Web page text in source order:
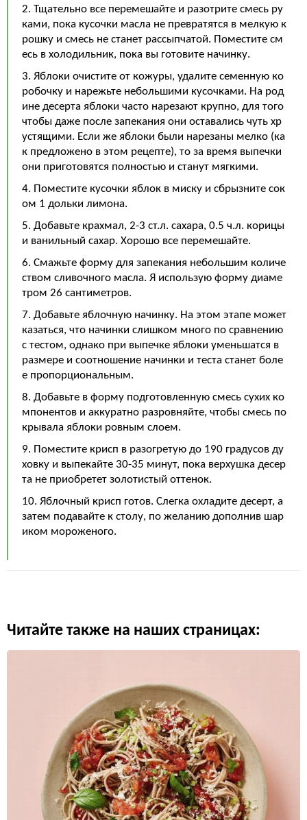
2. Тщательно все перемешайте и разотрите смесь ру
ками, пока кусочки масла не превратятся в мелкую к
рошку и смесь не станет рассыпчатой. Поместите см
есь в холодильник, пока вы готовите начинку.
3. Яблоки очистите от кожуры, удалите семенную ко
робочку и нарежьте небольшими кусочками. На род
ине десерта яблоки часто нарезают крупно, для того
чтобы даже после запекания они оставались чуть хр
устящими. Если же яблоки были нарезаны мелко (ка
к предложено в этом рецепте), то за время выпечки
они приготовятся полностью и станут мягкими.
4. Поместите кусочки яблок в миску и сбрызните сок
ом 1 дольки лимона.
5. Добавьте крахмал, 2-3 ст.л. сахара, 0.5 ч.л. корицы
и ванильный сахар. Хорошо все перемешайте.
6. Смажьте форму для запекания небольшим количе
ством сливочного масла. Я использую форму диаме
тром 26 сантиметров.
7. Добавьте яблочную начинку. На этом этапе может
казаться, что начинки слишком много по сравнению
с тестом, однако при выпечке яблоки уменьшатся в
размере и соотношение начинки и теста станет боле
е пропорциональным.
8. Добавьте в форму подготовленную смесь сухих ко
мпонентов и аккуратно разровняйте, чтобы смесь по
крывала яблоки ровным слоем.
9. Поместите крисп в разогретую до 190 градусов ду
ховку и выпекайте 30-35 минут, пока верхушка десер
та не приобретет золотистый оттенок.
10. Яблочный крисп готов. Слегка охладите десерт, а
затем подавайте к столу, по желанию дополнив шар
иком мороженого.
Читайте также на наших страницах: